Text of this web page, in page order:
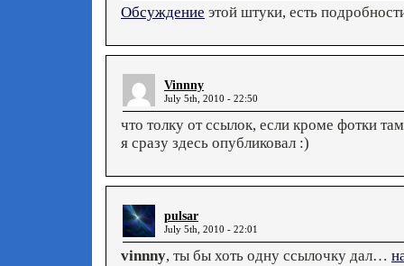
Обсуждение этой штуки, есть
Vinnny
July 5th, 2010 - 22:50
что толку от ссылок, если кроме фотки
я сразу здесь опубликовал :)
pulsar
July 5th, 2010 - 22:01
vinnny, ты бы хоть одну ссылочку дал…